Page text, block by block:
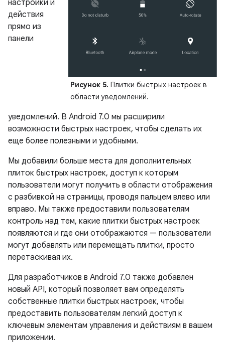
Рисунок 5. Плитки быстрых настроек в
области уведомлений.
настройки и
действия
прямо из
панели
уведомлений. В Android 7.0 мы расширили
возможности быстрых настроек, чтобы сделать их
еще более полезными и удобными.
Мы добавили больше места для дополнительных
плиток быстрых настроек, доступ к которым
пользователи могут получить в области отображения
с разбивкой на страницы, проводя пальцем влево или
вправо. Мы также предоставили пользователям
контроль над тем, какие плитки быстрых настроек
появляются и где они отображаются — пользователи
могут добавлять или перемещать плитки, просто
перетаскивая их.
Для разработчиков в Android 7.0 также добавлен
новый API, который позволяет вам определять
собственные плитки быстрых настроек, чтобы
предоставить пользователям легкий доступ к
ключевым элементам управления и действиям в вашем
приложении.